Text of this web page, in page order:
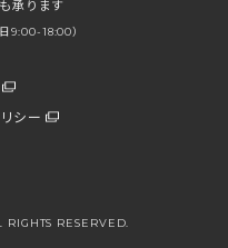
承ります
日9:00-18:00）
シー
RESERVED.